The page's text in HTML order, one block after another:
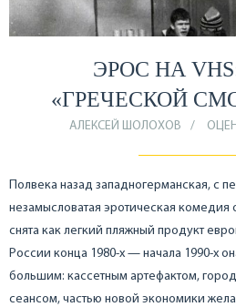
ЭРОС НА
«ГРЕЧЕСКОЙ
АЛЕКСЕЙ ШОЛОХОВ
Полвека назад западногерманская, с
незамысловатая эротическая комедия
снята как легкий пляжный продукт
России конца 1980-х — начала 1990-х
большим: кассетным артефактом,
сеансом, частью новой экономики